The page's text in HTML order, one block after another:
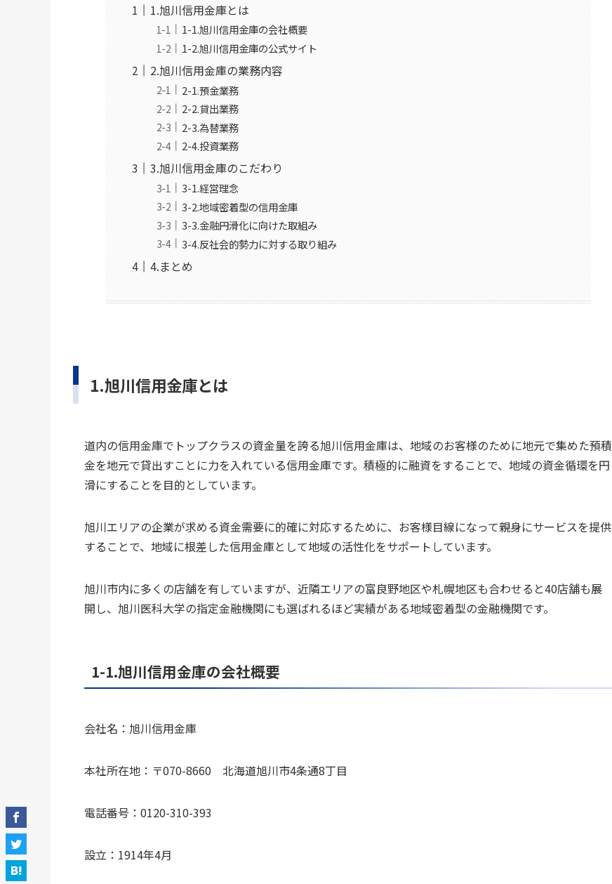
1.旭川信用金庫とは
1-1.旭川信用金庫の会社概要
1-2.旭川信用金庫の公式サイト
2.旭川信用金庫の業務内容
2-1.預金業務
2-2.貸出業務
2-3.為替業務
2-4.投資業務
3.旭川信用金庫のこだわり
3-1.経営理念
3-2.地域密着型の信用金庫
3-3.金融円滑化に向けた取組み
3-4.反社会的勢力に対する取り組み
4.まとめ
1.旭川信用金庫とは
道内の信用金庫でトップクラスの資金量を誇る旭川信用金庫は、地域のお客様のために地元で集めた預積
金を地元で貸出すことに力を入れている信用金庫です。積極的に融資をすることで、地域の資金循環を円
滑にすることを目的としています。
旭川エリアの企業が求める資金需要に的確に対応するために、お客様目線になって親身にサービスを提供
することで、地域に根差した信用金庫として地域の活性化をサポートしています。
旭川市内に多くの店舗を有していますが、近隣エリアの富良野地区や札幌地区も合わせると40店舗も展
開し、旭川医科大学の指定金融機関にも選ばれるほど実績がある地域密着型の金融機関です。
1-1.旭川信用金庫の会社概要
会社名：旭川信用金庫
本社所在地：〒070-8660 北海道旭川市4条通8丁目
電話番号：0120-310-393
設立：1914年4月